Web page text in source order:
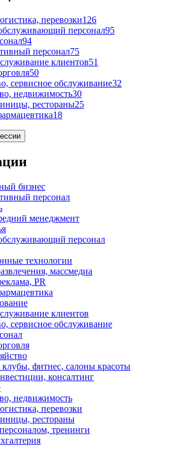
перевозки126
персонал95
94
персонал75
клиентов51
50
сервисное обслуживание32
недвижимость30
рестораны25
18
бизнес
персонал
менеджмент
персонал
технологии
массмедиа
PR
клиентов
сервисное обслуживание
фитнес, салоны красоты
консалтинг
недвижимость
перевозки
рестораны
тренинги